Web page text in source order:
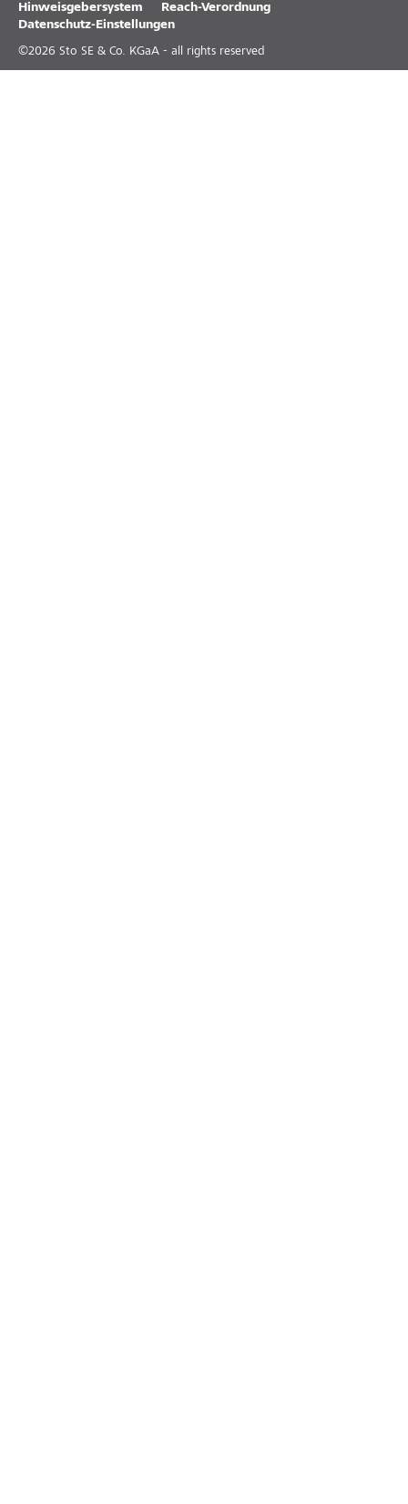
Hinweisgebersystem
Reach-Verordnung
Datenschutz-Einstellungen
©2026 Sto SE & Co. KGaA - all rights reserved